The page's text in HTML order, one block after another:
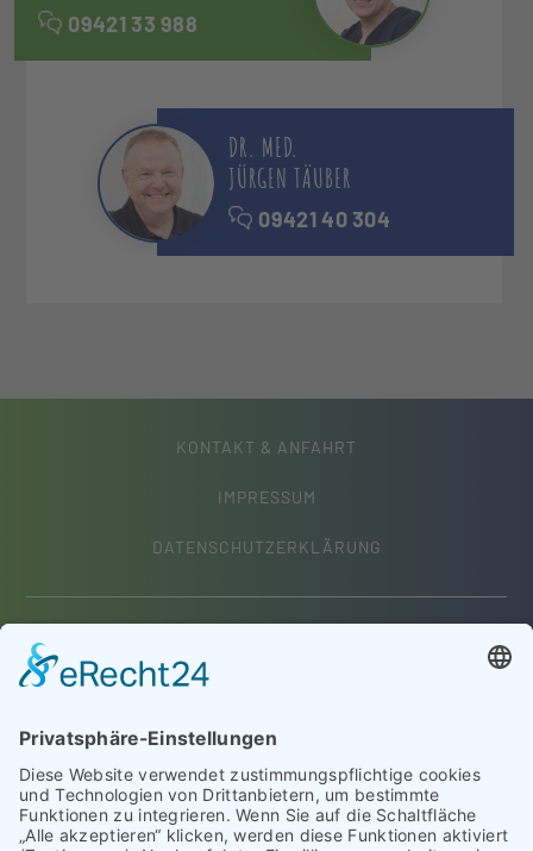
09421 33 988
DR. MED.
JÜRGEN TÄUBER
09421 40 304
Geiselhöringer Straße 63
Dr. med. Susanne Goldenstein
Telefon:09421 33 988
info@frauenaerztin-straubing.de
KONTAKT & ANFAHRT
IMPRESSUM
DATENSCHUTZERKLÄRUNG